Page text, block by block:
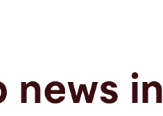
news in